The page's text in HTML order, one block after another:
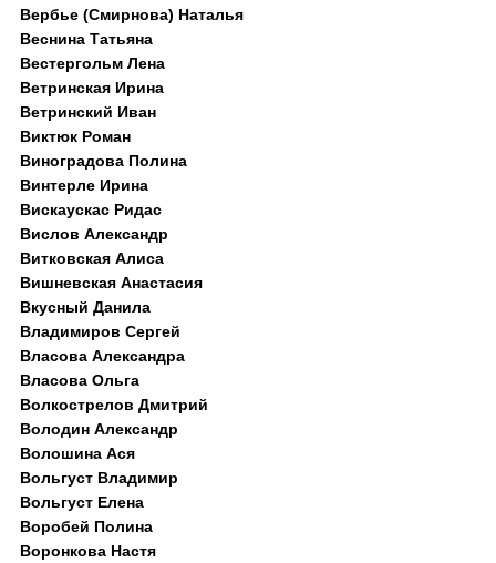
Вербье (Смирнова) Наталья
Веснина Татьяна
Вестергольм Лена
Ветринская Ирина
Ветринский Иван
Виктюк Роман
Виноградова Полина
Винтерле Ирина
Вискаускас Ридас
Вислов Александр
Витковская Алиса
Вишневская Анастасия
Вкусный Данила
Владимиров Сергей
Власова Александра
Власова Ольга
Волкострелов Дмитрий
Володин Александр
Волошина Ася
Вольгуст Владимир
Вольгуст Елена
Воробей Полина
Воронкова Настя